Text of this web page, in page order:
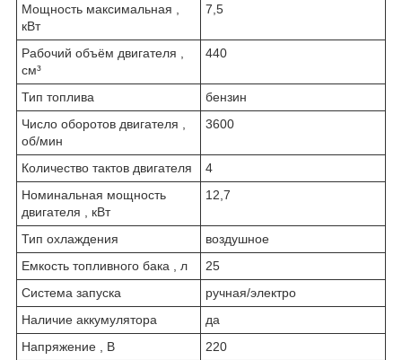
Мощность максимальная ,
кВт
7,5
Рабочий объём двигателя ,
см³
440
Тип топлива
бензин
Число оборотов двигателя ,
об/мин
3600
Количество тактов двигателя
4
Номинальная мощность
двигателя , кВт
12,7
Тип охлаждения
воздушное
Емкость топливного бака , л
25
Система запуска
ручная/электро
Наличие аккумулятора
да
Напряжение , В
220